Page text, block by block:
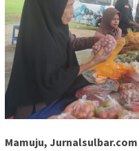
Mamuju, Jurnalsulbar.com